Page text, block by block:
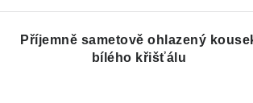
Příjemně sametově ohlazený
bílého křišťálu